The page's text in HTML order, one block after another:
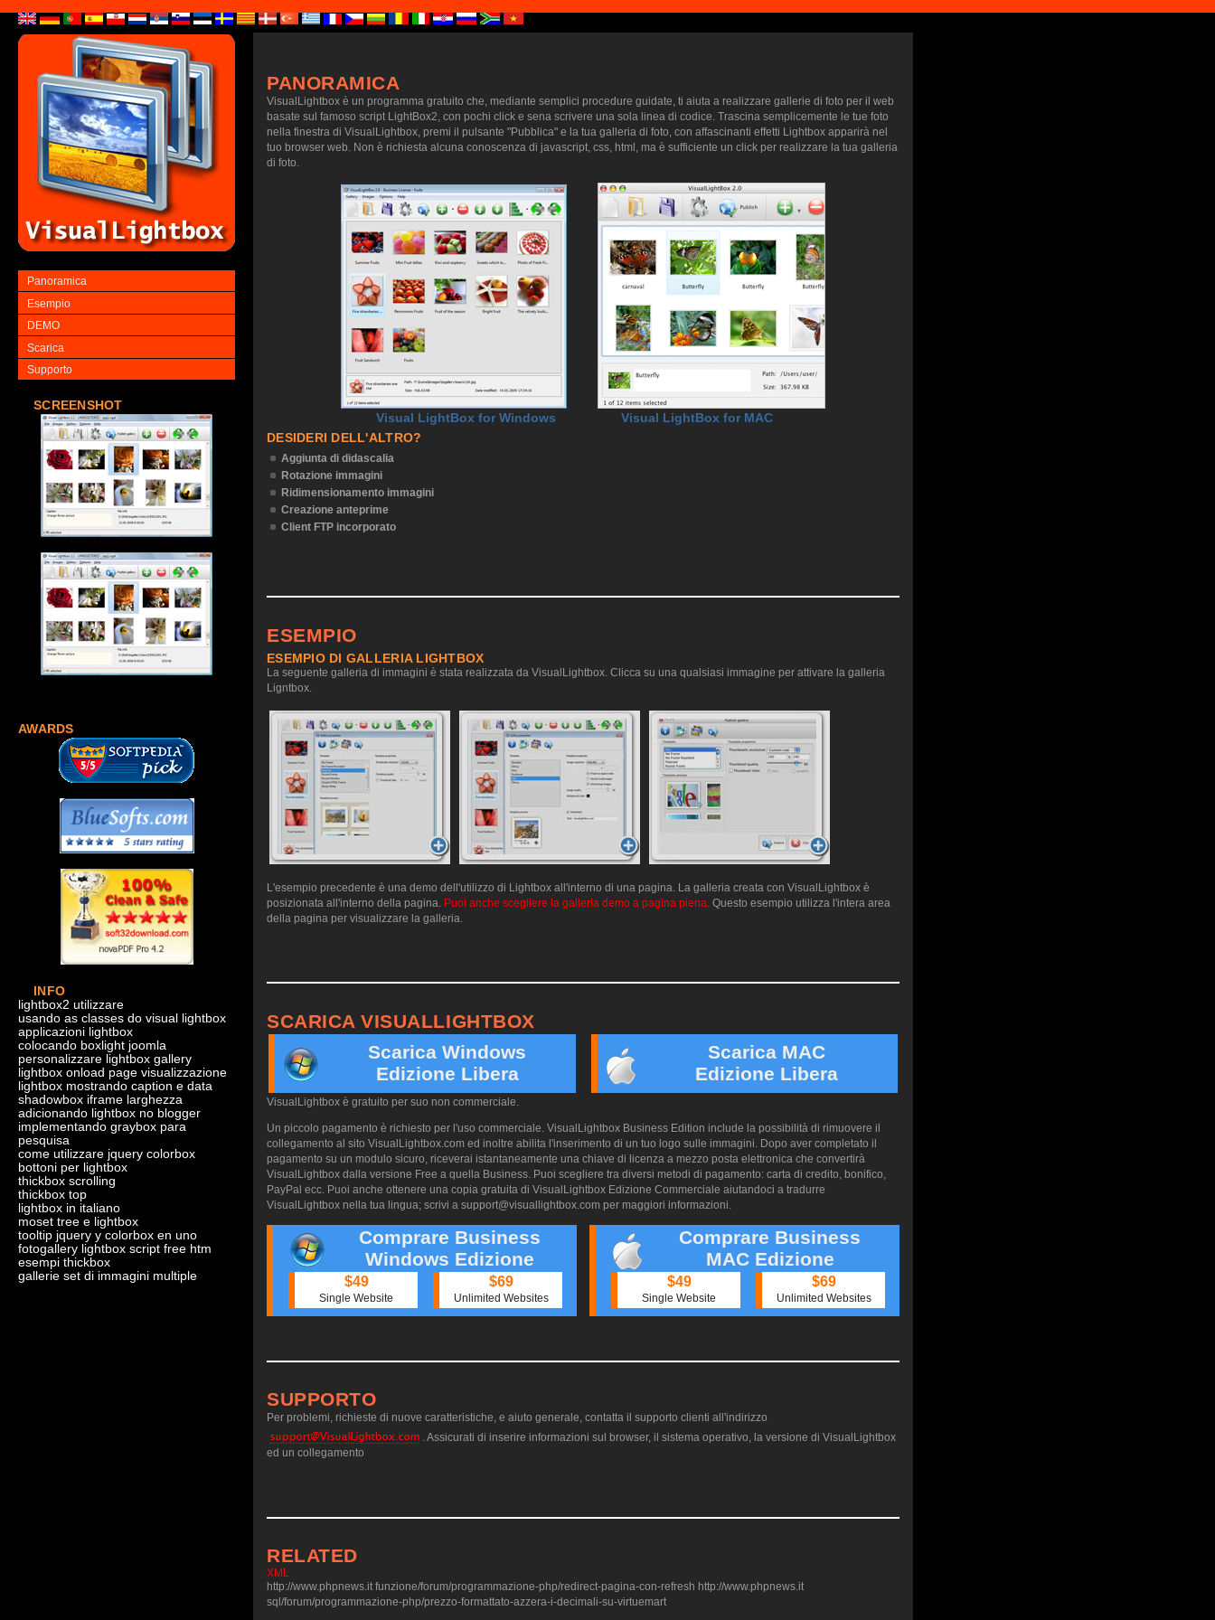
Panoramica
Esempio
DEMO
Scarica
Supporto
SCREENSHOT
AWARDS
INFO
lightbox2 utilizzare
usando as classes do visual lightbox
applicazioni lightbox
colocando boxlight joomla
personalizzare lightbox gallery
lightbox onload page visualizzazione
lightbox mostrando caption e data
shadowbox iframe larghezza
adicionando lightbox no blogger
implementando graybox para
pesquisa
come utilizzare jquery colorbox
bottoni per lightbox
thickbox scrolling
thickbox top
lightbox in italiano
moset tree e lightbox
tooltip jquery y colorbox en uno
fotogallery lightbox script free htm
esempi thickbox
gallerie set di immagini multiple
PANORAMICA
VisualLightbox è un programma gratuito che, mediante semplici procedure guidate, ti aiuta a realizzare gallerie di foto per il web
basate sul famoso script LightBox2, con pochi click e sena scrivere una sola linea di codice. Trascina semplicemente le tue foto
nella finestra di VisualLightbox, premi il pulsante "Pubblica" e la tua galleria di foto, con affascinanti effetti Lightbox apparirà nel
tuo browser web. Non è richiesta alcuna conoscenza di javascript, css, html, ma è sufficiente un click per realizzare la tua galleria
di foto.
Visual LightBox for Windows
Visual LightBox for MAC
DESIDERI DELL'ALTRO?
Aggiunta di didascalia
Rotazione immagini
Ridimensionamento immagini
Creazione anteprime
Client FTP incorporato
ESEMPIO
ESEMPIO DI GALLERIA LIGHTBOX
La seguente galleria di immagini è stata realizzata da VisualLightbox. Clicca su una qualsiasi immagine per attivare la galleria
Ligntbox.
L'esempio precedente è una demo dell'utilizzo di Lightbox all'interno di una pagina. La galleria creata con VisualLightbox è
posizionata all'interno della pagina. Puoi anche scegliere la galleria demo a pagina piena. Questo esempio utilizza l'intera area
della pagina per visualizzare la galleria.
SCARICA VISUALLIGHTBOX
Scarica Windows
Edizione Libera
Scarica MAC
Edizione Libera
VisualLightbox è gratuito per suo non commerciale.
Un piccolo pagamento è richiesto per l'uso commerciale. VisualLightbox Business Edition include la possibilità di rimuovere il
collegamento al sito VisualLightbox.com ed inoltre abilita l'inserimento di un tuo logo sulle immagini. Dopo aver completato il
pagamento su un modulo sicuro, riceverai istantaneamente una chiave di licenza a mezzo posta elettronica che convertirà
VisualLightbox dalla versione Free a quella Business. Puoi scegliere tra diversi metodi di pagamento: carta di credito, bonifico,
PayPal ecc. Puoi anche ottenere una copia gratuita di VisualLightbox Edizione Commerciale aiutandoci a tradurre
VisualLightbox nella tua lingua; scrivi a support@visuallightbox.com per maggiori informazioni.
Comprare Business
Windows Edizione
$49
Single Website
$69
Unlimited Websites
Comprare Business
MAC Edizione
$49
Single Website
$69
Unlimited Websites
SUPPORTO
Per problemi, richieste di nuove caratteristiche, e aiuto generale, contatta il supporto clienti all'indirizzo
. Assicurati di inserire informazioni sul browser, il sistema operativo, la versione di VisualLightbox
ed un collegamento
RELATED
XML
http://www.phpnews.it funzione/forum/programmazione-php/redirect-pagina-con-refresh http://www.phpnews.it
sql/forum/programmazione-php/prezzo-formattato-azzera-i-decimali-su-virtuemart